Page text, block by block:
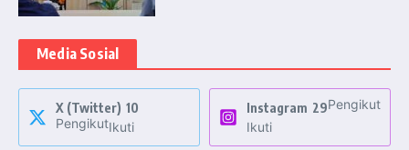
Media Sosial
X (Twitter) 10
PengikutIkuti
Instagram 29Pengikut
Ikuti